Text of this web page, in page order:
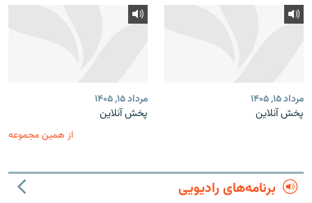
مرداد ۱۵, ۱۴۰۵
پخش آنلاین
مرداد ۱۵, ۱۴۰۵
پخش آنلاین
از همین مجموعه
برنامه‌های رادیویی